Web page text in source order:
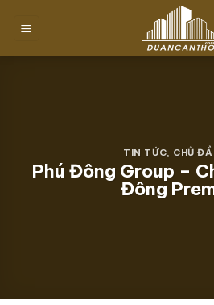
đến
TIN TỨC, CHỦ
Phú Đông Group –
Đông